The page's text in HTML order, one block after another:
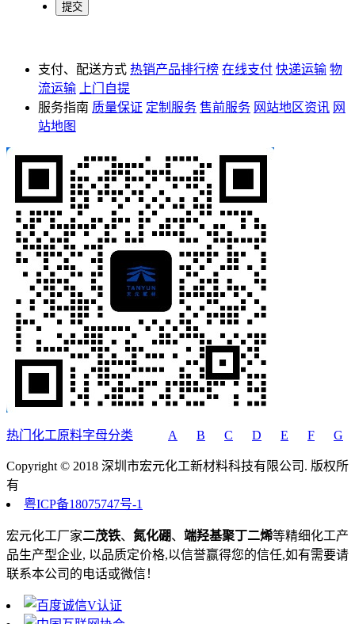
支付、配送方式 热销产品排行榜 在线支付 快递运输 物
流运输
上门自提
服务指南 质量保证 定制服务 售前服务 网站地区资讯 网
站地图
热门化工原料字母分类 A B C D E F G
Copyright © 2018 深圳市宏元化工新材料科技有限公司. 版权所
有
粤ICP备18075747号-1
宏元化工厂家二茂铁、 氮化硼、 端羟基聚丁二烯等精细化工产
品生产型企业, 以品质定价格,以信誉赢得您的信任,如有需要请
联系本公司的电话或微信！